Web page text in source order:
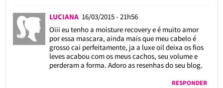
LUCIANA 16/03/2015 - 21h56
Oiii eu tenho a moisture recovery e é muito amor
por essa mascara, ainda mais que meu cabelo é
grosso cai perfeitamente, ja a luxe oil deixa os fios
leves acabou com os meus cachos, seu volume e
perderam a forma. Adoro as resenhas do seu blog.
RESPONDER